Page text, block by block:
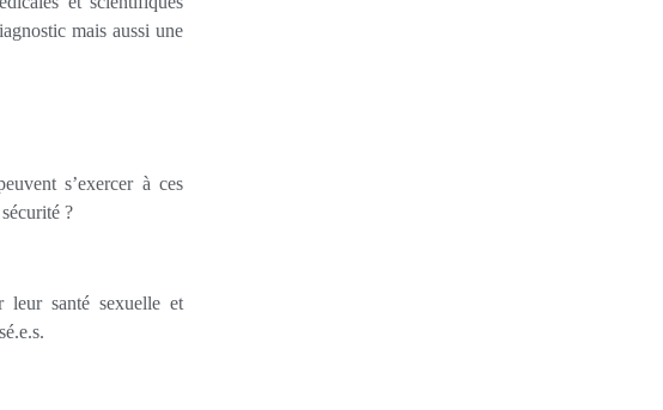
mais aussi une
s’exercer à ces
?
leur santé sexuelle et